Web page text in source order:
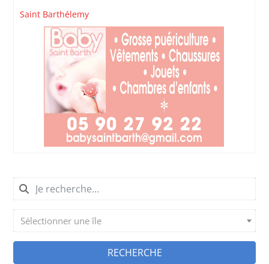
Saint Barthélemy
Sélectionner une île
RECHERCHE